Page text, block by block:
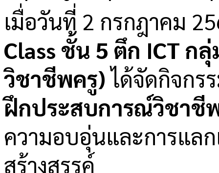
เมื่อวันที่ 2 กรกฎาคม
Class ชั้น 5 ตึก ICT กลุ่
วิชาชีพครู)ได้จัดกิจกร
ฝึกประสบการณ์วิชาชี
ความอบอุ่นและการแล
สร้างสรรค์